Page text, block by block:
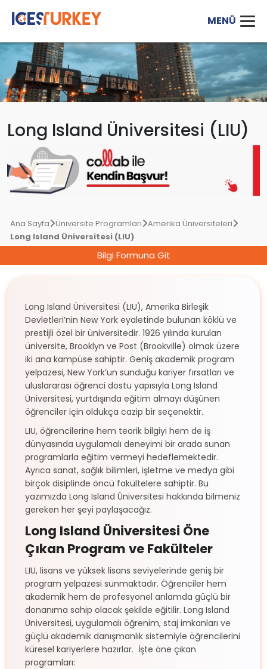
Long Island Üniversitesi (LIU)
Ana Sayfa Üniversite Programları Amerika Üniversiteleri
Long Island Üniversitesi (LIU)
Bilgi Formuna Git
Long Island Üniversitesi (LIU), Amerika Birleşik
Devletleri’nin New York eyaletinde bulunan köklü ve
prestijli özel bir üniversitedir. 1926 yılında kurulan
üniversite, Brooklyn ve Post (Brookville) olmak üzere
iki ana kampüse sahiptir. Geniş akademik program
yelpazesi, New York’un sunduğu kariyer fırsatları ve
uluslararası öğrenci dostu yapısıyla Long Island
Üniversitesi, yurtdışında eğitim almayı düşünen
öğrenciler için oldukça cazip bir seçenektir.
LIU, öğrencilerine hem teorik bilgiyi hem de iş
dünyasında uygulamalı deneyimi bir arada sunan
programlarla eğitim vermeyi hedeflemektedir.
Ayrıca sanat, sağlık bilimleri, işletme ve medya gibi
birçok disiplinde öncü fakültelere sahiptir. Bu
yazımızda Long Island Üniversitesi hakkında bilmeniz
gereken her şeyi paylaşacağız.
Long Island Üniversitesi Öne
Çıkan Program ve Fakülteler
LIU, lisans ve yüksek lisans seviyelerinde geniş bir
program yelpazesi sunmaktadır. Öğrenciler hem
akademik hem de profesyonel anlamda güçlü bir
donanıma sahip olacak şekilde eğitilir. Long Island
Üniversitesi, uygulamalı öğrenim, staj imkanları ve
güçlü akademik danışmanlık sistemiyle öğrencilerini
küresel kariyerlere hazırlar. İşte öne çıkan
programları: